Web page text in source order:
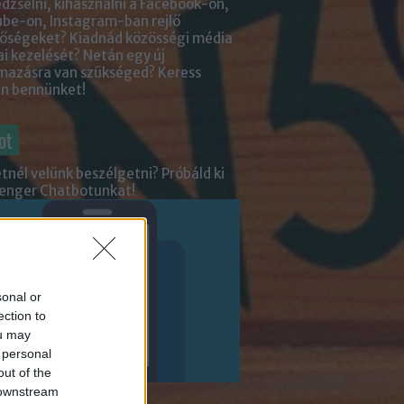
or
to
may
of the
kihasználni a Facebook-on,
on, Instagram-ban rejlő
Kiadnád közösségi média
kezelését? Netán egy új
van szükséged? Keress
bennünket!
velünk beszélgetni? Próbáld ki
Chatbotunkat!